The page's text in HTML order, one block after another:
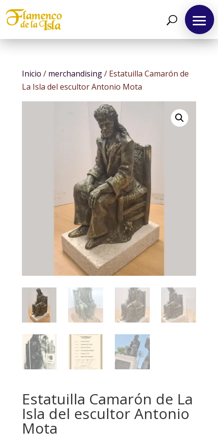
Agenda
Artistas
Producciones
Contacto
Tienda
Inicio / merchandising/ Estatuilla Camarón de
La Isla del escultor Antonio Mota
Estatuilla Camarón de La
Isla del escultor Antonio
Mota